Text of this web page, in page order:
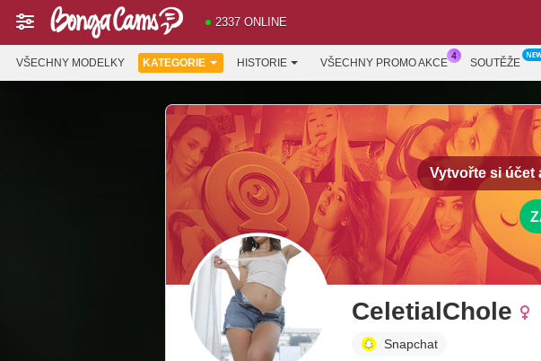
2337 ONLINE
VŠECHNY MODELKY KATEGORIE HISTORIE VŠECHNY PROMO AKCE SOUTĚŽE
Vytvořte si účet
CeletialChole
Snapchat